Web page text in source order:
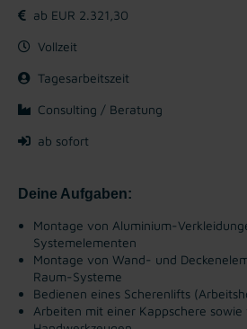
ab EUR 2.321,30
Vollzeit
Tagesarbeitszeit
Consulting / Beratung
ab sofort
Deine Aufgaben:
Montage von Aluminium-
Systemelementen
Montage von Wand- und
Raum-Systeme
Bedienen eines Scherenlifts
Arbeiten mit einer Kappschere sowie